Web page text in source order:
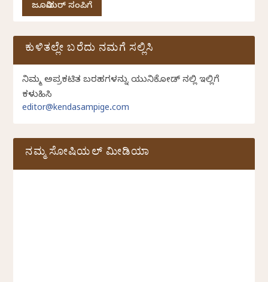
ಜೂನಿಯರ್ ಸಂಪಿಗೆ
ಕುಳಿತಲ್ಲೇ ಬರೆದು ನಮಗೆ ಸಲ್ಲಿಸಿ
ನಿಮ್ಮ ಅಪ್ರಕಟಿತ ಬರಹಗಳನ್ನು ಯುನಿಕೋಡ್ ನಲ್ಲಿ ಇಲ್ಲಿಗೆ
ಕಳುಹಿಸಿ
editor@kendasampige.com
ನಮ್ಮ ಸೋಷಿಯಲ್‌ ಮೀಡಿಯಾ